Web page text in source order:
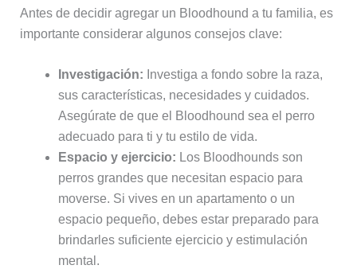
Antes de decidir agregar un Bloodhound a tu familia, es
importante considerar algunos consejos clave:
Investigación: Investiga a fondo sobre la raza,
sus características, necesidades y cuidados.
Asegúrate de que el Bloodhound sea el perro
adecuado para ti y tu estilo de vida.
Espacio y ejercicio: Los Bloodhounds son
perros grandes que necesitan espacio para
moverse. Si vives en un apartamento o un
espacio pequeño, debes estar preparado para
brindarles suficiente ejercicio y estimulación
mental.